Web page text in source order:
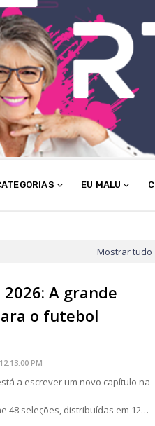
EU MALU
Mostrar tudo
A grande
o futebol
PM
a escrever um novo capítulo na
48 seleções, distribuídas em 12…